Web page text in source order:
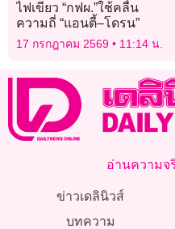
ไฟเขียว “กฟผ.”ใช้คลื่น
ความถี่ “แอนตี้–โดรน”
17 กรกฎาคม 2569 11:14 น.
อ่านความจ
ข่าวเดลินิวส์
บทความ